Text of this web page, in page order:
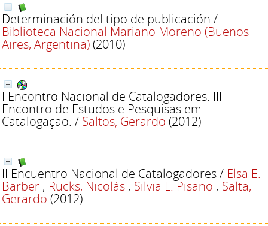
Determinación del tipo de publicación /
Biblioteca Nacional Mariano Moreno (Buenos
Aires, Argentina)(2010)
I Encontro Nacional de Catalogadores. III
Encontro de Estudos e Pesquisas em
Catalogaçao. / Saltos, Gerardo (2012)
II Encuentro Nacional de Catalogadores/ Elsa E.
Barber ; Rucks, Nicolás ; Silvia L. Pisano ; Salta,
Gerardo (2012)